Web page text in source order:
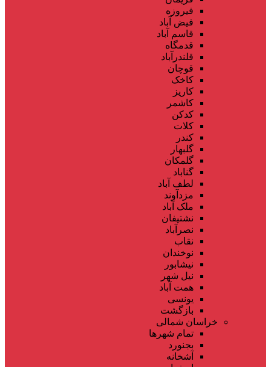
فیروزه
فیض آباد
قاسم آباد
قدمگاه
قلندرآباد
قوچان
کاخک
کاریز
کاشمر
کدکن
کلات
کندر
گلبهار
گلمکان
گناباد
لطف آباد
مزدآوند
ملک آباد
نشتیفان
نصرآباد
نقاب
نوخندان
نیشابور
نیل شهر
همت آباد
یونسی
بازگشت
خراسان شمالی
تمام شهر‌ها
بجنورد
آشخانه